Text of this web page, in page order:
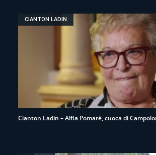
CIANTON LADIN
Cianton Ladin – Alfia Pomarè, cuoca di